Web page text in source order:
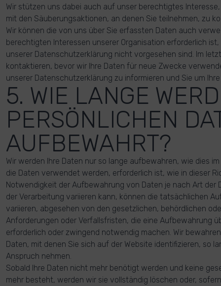
Wir stützen uns dabei auch auf unser berechtigtes
mit den Säuberungsaktionen, an denen Sie teilnehmen, zu
Wir können die von uns über Sie erfassten Daten auch
berechtigten Interessen unserer Organisation erforderlich
unserer Datenschutzerklärung nicht vorgesehen sind. Im
kontaktieren, bevor wir Ihre Daten für neue Zwecke
unserer Datenschutzerklärung zu informieren und Sie um
5. WIE LANGE
PERSÖNLICHEN
AUFBEWAHRT?
Wir werden Ihre Daten nur so lange aufbewahren, wie dies
die Daten verwendet werden, erforderlich ist, wie in dieser
Notwendigkeit der Aufbewahrung von Daten je nach Art der
der Verarbeitung variieren kann, können die tatsächlichen
variieren, abgesehen von den gesetzlichen, behördlichen
Anforderungen oder Verfallsfristen, die eine Aufbewahrung
erforderlich oder zwingend notwendig machen. Wir
Daten, mit denen Sie sich auf der Website identifizieren, so
Anspruch nehmen.
Sobald Ihre Daten nicht mehr benötigt werden und keine
mehr besteht, werden wir sie vollständig löschen oder,